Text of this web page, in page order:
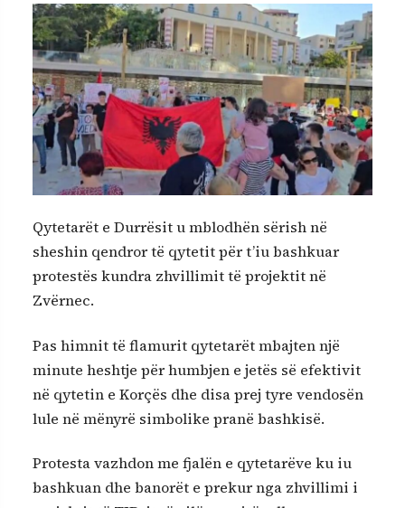
Qytetarët e Durrësit u mblodhën sërish në
sheshin qendror të qytetit për t’iu bashkuar
protestës kundra zhvillimit të projektit në
Zvërnec.
Pas himnit të flamurit qytetarët mbajten një
minute heshtje për humbjen e jetës së efektivit
në qytetin e Korçës dhe disa prej tyre vendosën
lule në mënyrë simbolike pranë bashkisë.
Protesta vazhdon me fjalën e qytetarëve ku iu
bashkuan dhe banorët e prekur nga zhvillimi i